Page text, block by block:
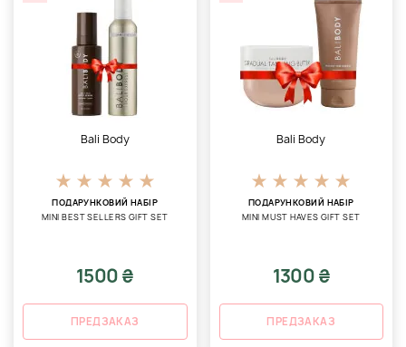
Bali Body
ПОДАРУНКОВИЙ НАБІР
MINI BEST SELLERS GIFT SET
1500 ₴
ПРЕДЗАКАЗ
Bali Body
ПОДАРУНКОВИЙ НАБІР
MINI MUST HAVES GIFT SET
1300 ₴
ПРЕДЗАКАЗ